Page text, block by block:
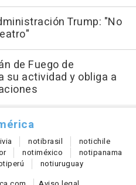
Trump: "No
de Fuego de
su actividad y obliga a
notibrasil notichile
notiméxico notipanama
perú notiuruguay